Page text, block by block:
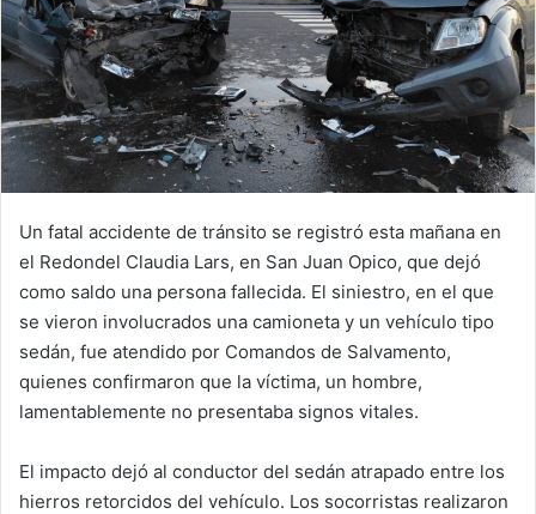
Un fatal accidente de tránsito se registró esta mañana en
el Redondel Claudia Lars, en San Juan Opico, que dejó
como saldo una persona fallecida. El siniestro, en el que
se vieron involucrados una camioneta y un vehículo tipo
sedán, fue atendido por Comandos de Salvamento,
quienes confirmaron que la víctima, un hombre,
lamentablemente no presentaba signos vitales.
El impacto dejó al conductor del sedán atrapado entre los
hierros retorcidos del vehículo. Los socorristas realizaron